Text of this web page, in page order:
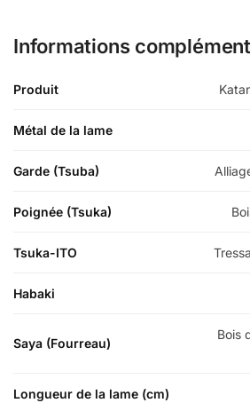
Informations
Produit
Métal de la lame
Garde (Tsuba)
Poignée (Tsuka)
Tsuka-ITO
Habaki
Saya (Fourreau)
Bois
Longueur de la lame (cm)